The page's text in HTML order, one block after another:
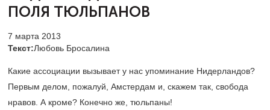
ПОЛЯ ТЮЛЬПАНОВ
7 марта 2013
Текст:Любовь Бросалина
Какие ассоциации вызывает у нас упоминание Нидерландов?
Первым делом, пожалуй, Амстердам и, скажем так, свобода
нравов. А кроме? Конечно же, тюльпаны!